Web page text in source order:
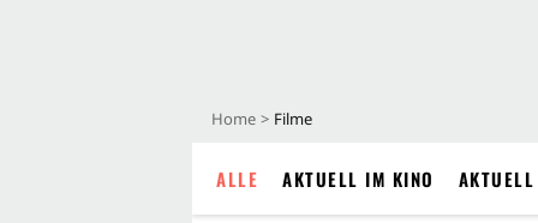
Home Filme
ALLE AKTUELL IM KINO